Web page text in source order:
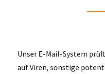
Unser E-Mail-System
auf Viren, sonstige